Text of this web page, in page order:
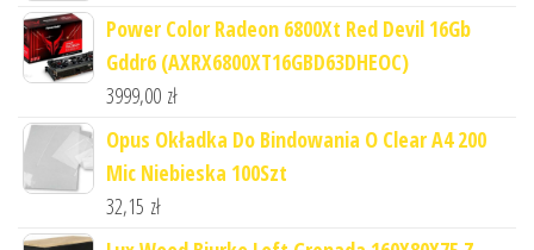
Power Color Radeon 6800Xt Red Devil 16Gb
Gddr6 (AXRX6800XT16GBD63DHEOC)
3999,00 zł
Opus Okładka Do Bindowania O Clear A4 200
Mic Niebieska 100Szt
32,15 zł